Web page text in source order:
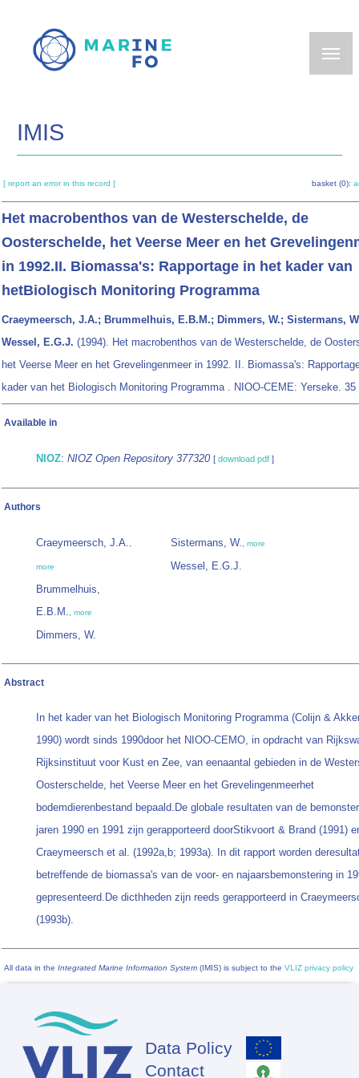
main
IMIS
[ report an error in this record ] basket (0):
Het macrobenthos van de Westerschelde, de
Oosterschelde, het Veerse Meer en het
in 1992.II. Biomassa's: Rapportage in het kader van
hetBiologisch Monitoring Programma
Craeymeersch, J.A.; Brummelhuis, E.B.M.; Dimmers, W.; Sistermans,
Wessel, E.G.J. (1994). Het macrobenthos van de Westerschelde, de
het Veerse Meer en het Grevelingenmeer in 1992. II. Biomassa's:
kader van het Biologisch Monitoring Programma . NIOO-CEME: Yerseke. 35
Available in
NIOZ: NIOZ Open Repository 377320 [ download pdf ]
Authors
Craeymeersch, J.A.,
more
Brummelhuis,
E.B.M., more
Dimmers, W.
Sistermans, W., more
Wessel, E.G.J.
Abstract
In het kader van het Biologisch Monitoring Programma (Colijn &
1990) wordt sinds 1990door het NIOO-CEMO, in opdracht van
Rijksinstituut voor Kust en Zee, van eenaantal gebieden in de
Oosterschelde, het Veerse Meer en het Grevelingenmeerhet
bodemdierenbestand bepaald.De globale resultaten van de
jaren 1990 en 1991 zijn gerapporteerd doorStikvoort & Brand (1991)
Craeymeersch et al. (1992a,b; 1993a). In dit rapport worden
betreffende de biomassa's van de voor- en najaarsbemonstering in
gepresenteerd.De dicthheden zijn reeds gerapporteerd in
(1993b).
All data in the Integrated Marine Information System (IMIS) is subject to the VLIZ privacy policy
Footer
Data Policy
Contact